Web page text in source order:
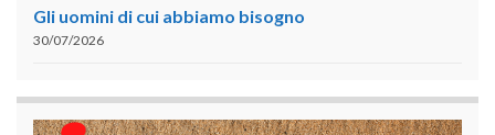
Gli uomini di cui abbiamo bisogno
30/07/2026